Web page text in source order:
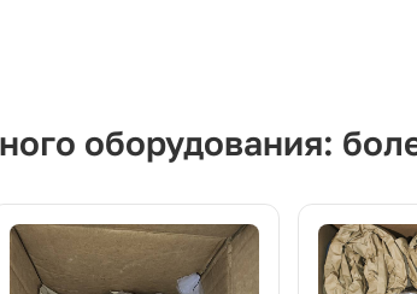
оборудования: